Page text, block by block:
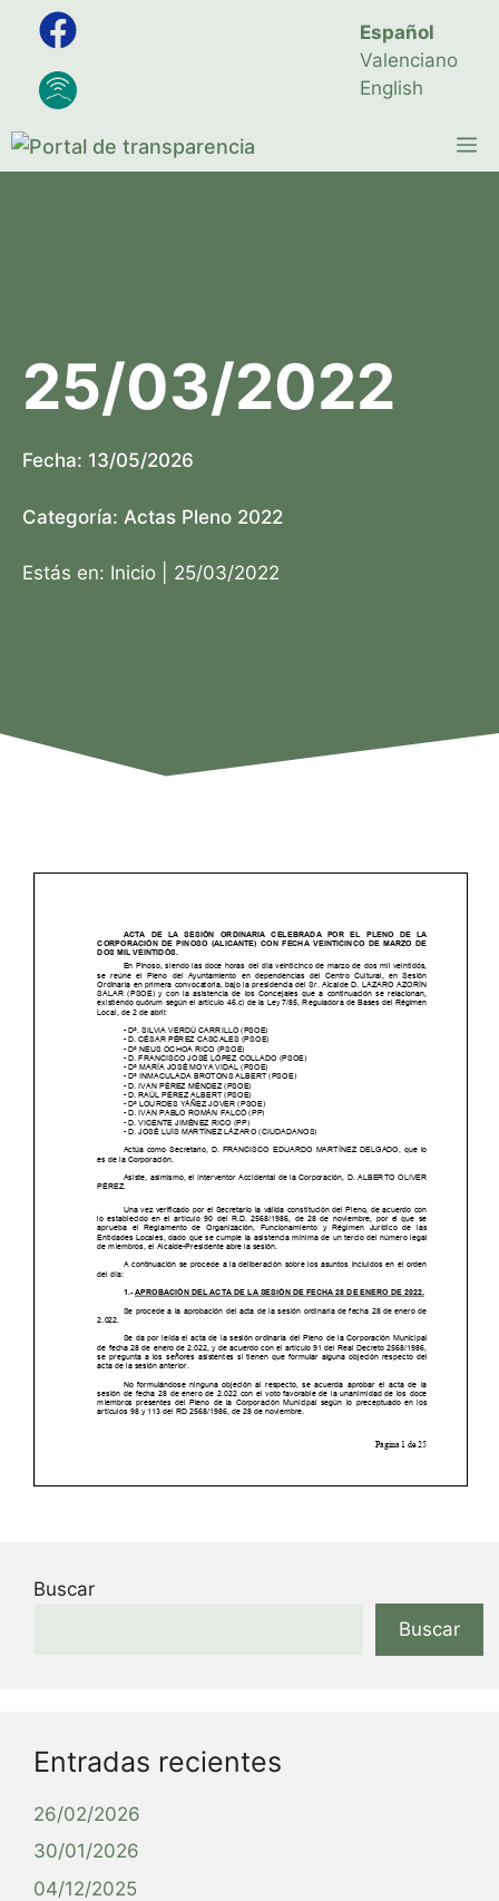
Saltar
contenido
Español
Valenciano
English
25/03/2022
Fecha: 13/05/2026
Categoría: Actas Pleno 2022
Estás en: Inicio 25/03/2022
Buscar
Buscar
Entradas recientes
26/02/2026
30/01/2026
04/12/2025